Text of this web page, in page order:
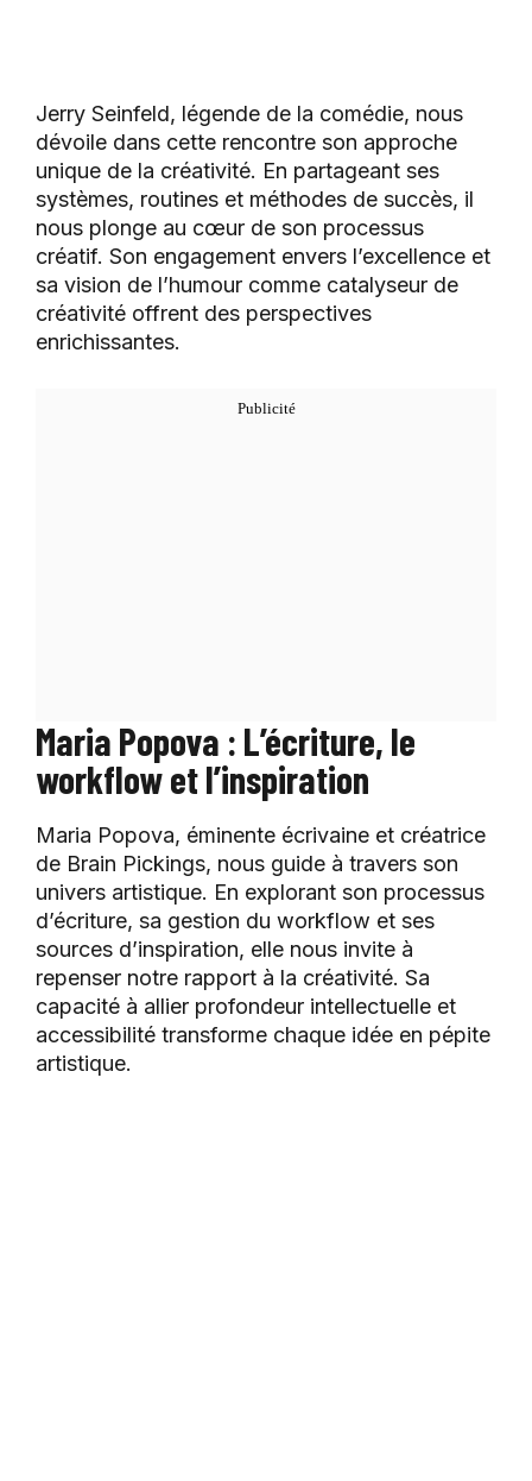
Jerry Seinfeld, légende de la comédie, nous
dévoile dans cette rencontre son approche
unique de la créativité. En partageant ses
systèmes, routines et méthodes de succès, il
nous plonge au cœur de son processus
créatif. Son engagement envers l’excellence et
sa vision de l’humour comme catalyseur de
créativité offrent des perspectives
enrichissantes.
Maria Popova : L’écriture, le
workflow et l’inspiration
Maria Popova, éminente écrivaine et créatrice
de Brain Pickings, nous guide à travers son
univers artistique. En explorant son processus
d’écriture, sa gestion du workflow et ses
sources d’inspiration, elle nous invite à
repenser notre rapport à la créativité. Sa
capacité à allier profondeur intellectuelle et
accessibilité transforme chaque idée en pépite
artistique.